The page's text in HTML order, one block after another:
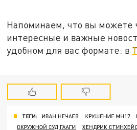
Напоминаем, что вы можете
интересные и важные
удобном для вас формате: в
ТЕГИ: ИВАН НЕЧАЕВ КРУШЕНИЕ MH17
ОКРУЖНОЙ СУД ГААГИ
ХЕНДРИК